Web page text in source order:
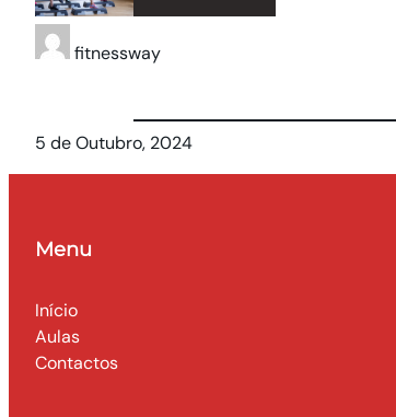
fitnessway
5 de Outubro, 2024
Menu
Início
Aulas
Contactos